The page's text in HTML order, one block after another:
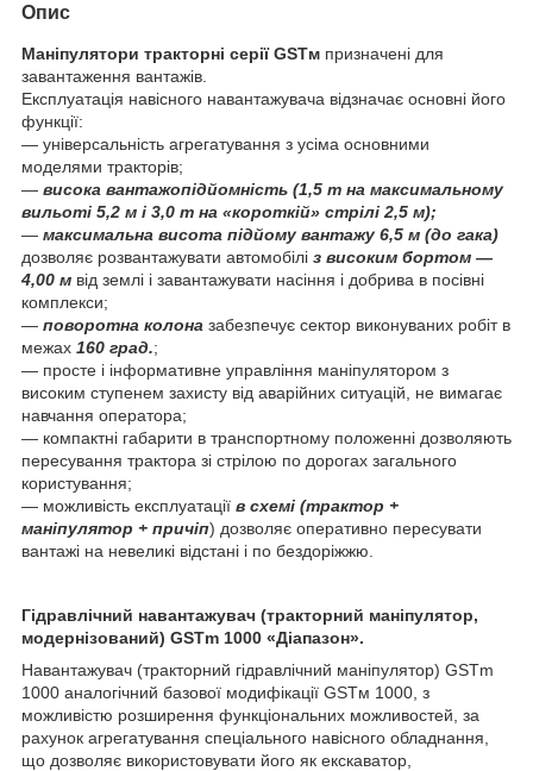
Опис
Маніпулятори тракторні серії GSTм призначені для
завантаження вантажів.
Експлуатація навісного навантажувача відзначає основні його
функції:
— універсальність агрегатування з усіма основними
моделями тракторів;
— висока вантажопідйомність (1,5 т на максимальному
вильоті 5,2 м і 3,0 т на «короткій» стрілі 2,5 м);
— максимальна висота підйому вантажу 6,5 м (до гака)
дозволяє розвантажувати автомобілі з високим бортом —
4,00 м від землі і завантажувати насіння і добрива в посівні
комплекси;
— поворотна колона забезпечує сектор виконуваних робіт в
межах 160 град.;
— просте і інформативне управління маніпулятором з
високим ступенем захисту від аварійних ситуацій, не вимагає
навчання оператора;
— компактні габарити в транспортному положенні дозволяють
пересування трактора зі стрілою по дорогах загального
користування;
— можливість експлуатації в схемі (трактор +
маніпулятор + причіп) дозволяє оперативно пересувати
вантажі на невеликі відстані і по бездоріжжю.
Гідравлічний навантажувач (тракторний маніпулятор,
модернізований) GSTm 1000 «Діапазон».
Навантажувач (тракторний гідравлічний маніпулятор) GSTm
1000 аналогічний базової модифікації GSTм 1000, з
можливістю розширення функціональних можливостей, за
рахунок агрегатування спеціального навісного обладнання,
що дозволяє використовувати його як екскаватор,